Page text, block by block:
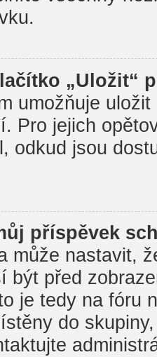
„Uložit“
umožňuje
Pro jejich
odkud jsou
příspěvek
může nastavit,
být před
je tedy na fóru
do